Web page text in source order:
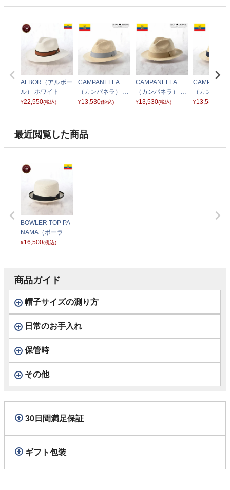
ALBOR（アルボー
ル） ホワイト
¥22,550(税込)
CAMPANELLA
（カンパネラ） グ
レー
¥13,530(税込)
CAMPANELLA
（カンパネラ） ゴ
ールド
¥13,530(税込)
（カンパネ
イビー
¥13,530
最近閲覧した商品
BOWLER TOP PA
NAMA（ボーラー
トップ パナマ） ホ
¥16,500(税込)
商品ガイド
帽子サイズの測り方
日常のお手入れ
保管時
その他
30日間満足保証
ギフト包装